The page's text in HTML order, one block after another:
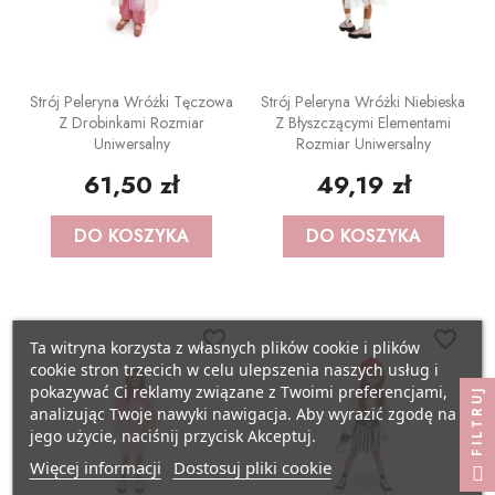
Strój Peleryna Wróżki Tęczowa
Z Drobinkami Rozmiar
Uniwersalny
61,50 zł
DO KOSZYKA
Strój Peleryna Wróżki Niebieska
Z Błyszczącymi Elementami
Rozmiar Uniwersalny
49,19 zł
DO KOSZYKA
favorite_border
favorite_border
Ta witryna korzysta z własnych plików cookie i plików
cookie stron trzecich w celu ulepszenia naszych usług i
pokazywać Ci reklamy związane z Twoimi preferencjami,
analizując Twoje nawyki nawigacja. Aby wyrazić zgodę na
jego użycie, naciśnij przycisk Akceptuj.
Więcej informacji Dostosuj pliki cookie
FILTRUJ